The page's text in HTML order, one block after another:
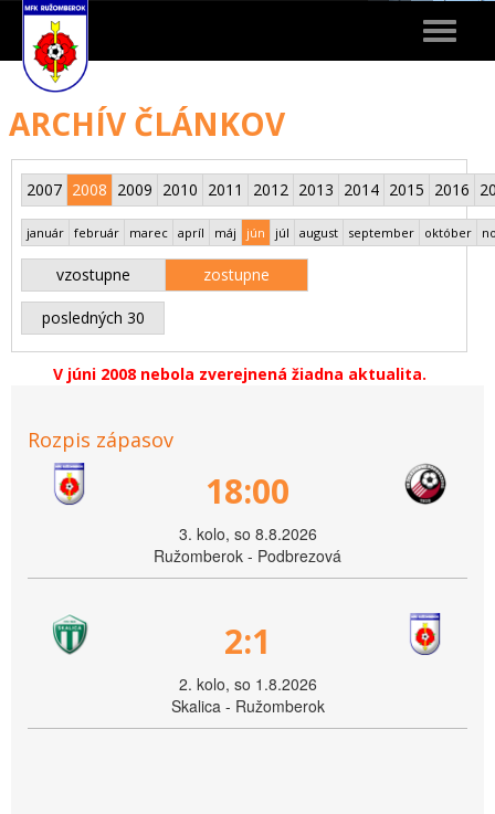
Toggle
ARCHÍV ČLÁNKOV
2007 2008 2009 2010 2011 2012 2013 2014 2015 2016
január február marec apríl máj jún júl august september október
vzostupne zostupne
posledných 30
V júni 2008 nebola zverejnená žiadna aktualita.
Rozpis zápasov
18:00
3. kolo, so 8.8.2026
Ružomberok - Podbrezová
2:1
2. kolo, so 1.8.2026
Skalica - Ružomberok